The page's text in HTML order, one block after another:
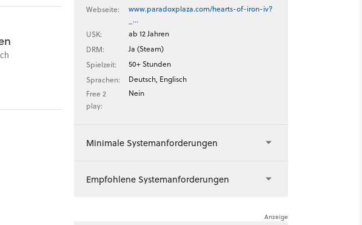
Webseite:
www.paradoxplaza.com/hearts-of-iron-iv?
_…
USK:
ab 12 Jahren
DRM:
Ja (Steam)
Spielzeit:
50+ Stunden
Sprachen:
Deutsch, Englisch
Free 2
play:
Nein
Minimale Systemanforderungen
Empfohlene Systemanforderungen